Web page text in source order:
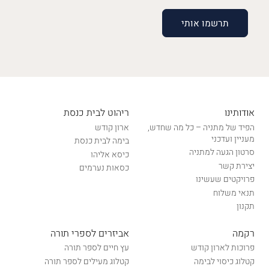
אודותינו
הפיד של מתניה – כל מה שחדש,
מעניין ועדכני
סרטון הגעה למתניה
יצירת קשר
פרויקטים שעשינו
תנאי משלוח
תקנון
ריהוט לבית כנסת
ארון קודש
בימה לבית כנסת
כיסא אליהו
כסאות נערמים
רקמה
פרוכות לארון קודש
קטלוג כיסוי לבימה
אביזרים לספרי תורה
עץ חיים לספר תורה
קטלוג מעילים לספר תורה